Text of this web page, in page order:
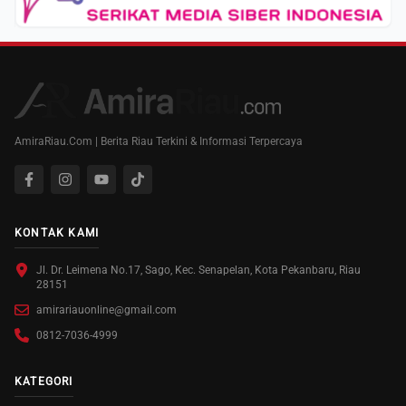
AmiraRiau.Com | Berita Riau Terkini & Informasi Terpercaya
KONTAK KAMI
Jl. Dr. Leimena No.17, Sago, Kec. Senapelan, Kota Pekanbaru, Riau
28151
amirariauonline@gmail.com
0812-7036-4999
KATEGORI